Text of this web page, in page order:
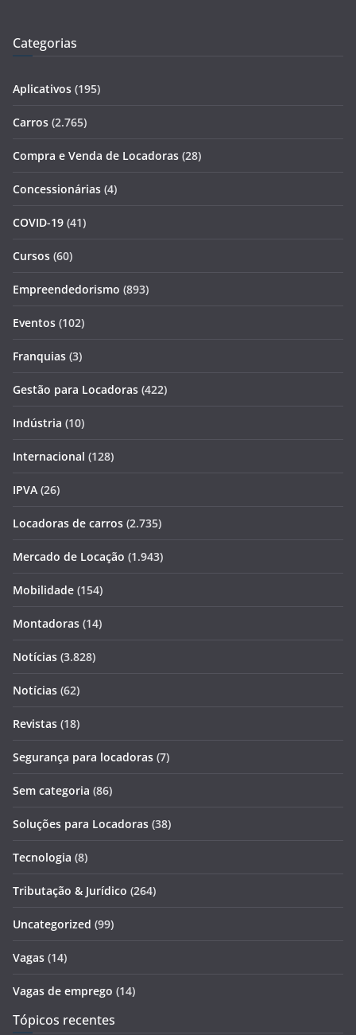
Categorias
Aplicativos (195)
Carros (2.765)
Compra e Venda de Locadoras (28)
Concessionárias (4)
COVID-19 (41)
Cursos (60)
Empreendedorismo (893)
Eventos (102)
Franquias (3)
Gestão para Locadoras (422)
Indústria (10)
Internacional (128)
IPVA (26)
Locadoras de carros (2.735)
Mercado de Locação (1.943)
Mobilidade (154)
Montadoras (14)
Notícias (3.828)
Notícias (62)
Revistas (18)
Segurança para locadoras (7)
Sem categoria (86)
Soluções para Locadoras (38)
Tecnologia (8)
Tributação & Jurídico (264)
Uncategorized (99)
Vagas (14)
Vagas de emprego (14)
Tópicos recentes